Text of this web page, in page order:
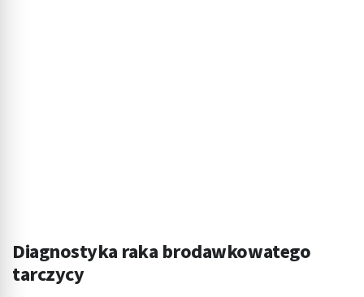
Diagnostyka raka brodawkowatego
tarczycy